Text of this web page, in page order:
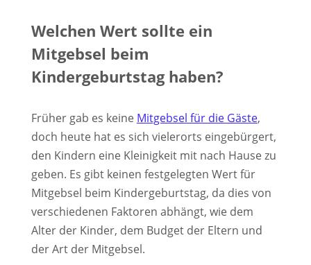
Welchen Wert sollte ein
Mitgebsel beim
Kindergeburtstag haben?
Früher gab es keine Mitgebsel für die Gäste,
doch heute hat es sich vielerorts eingebürgert,
den Kindern eine Kleinigkeit mit nach Hause zu
geben. Es gibt keinen festgelegten Wert für
Mitgebsel beim Kindergeburtstag, da dies von
verschiedenen Faktoren abhängt, wie dem
Alter der Kinder, dem Budget der Eltern und
der Art der Mitgebsel.